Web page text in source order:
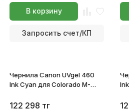
В корзину
Запросить счет/КП
Чернила Canon UVgel 460
Ink Cyan для Colorado M-
122 298 тг